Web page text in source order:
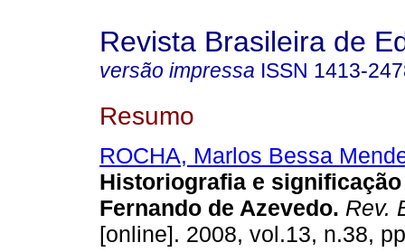
Revista Brasileira de
versão impressa ISSN 1413-
Resumo
ROCHA, Marlos Bessa
Historiografia e
Fernando de Azevedo. Rev.
[online]. 2008, vol.13, n.38,